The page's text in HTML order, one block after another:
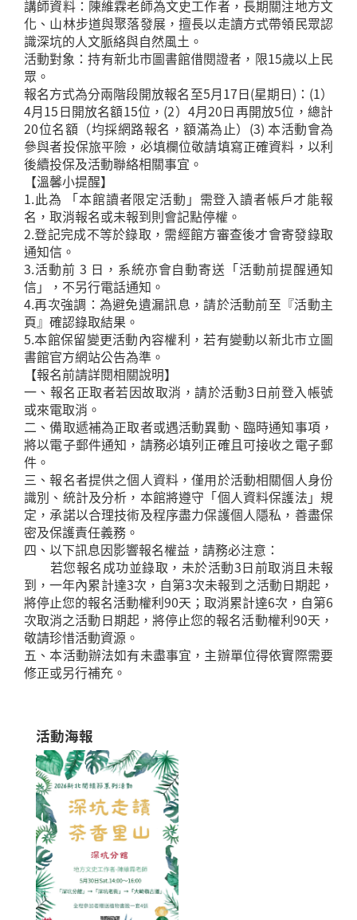
講師資料：陳維霖老師為文史工作者，長期關注地方文
化、山林步道與聚落發展，擅長以走讀方式帶領民眾認
識深坑的人文脈絡與自然風土。
活動對象：持有新北市圖書館借閱證者，限15歲以上民
眾。
報名方式為分兩階段開放報名至5月17日(星期日)：(1）
4月15日開放名額15位，(2）4月20日再開放5位，總計
20位名額（均採網路報名，額滿為止）(3) 本活動會為
參與者投保旅平險，必填欄位敬請填寫正確資料，以利
後續投保及活動聯絡相關事宜。
【溫馨小提醒】
1.此為 「本館讀者限定活動」需登入讀者帳戶才能報
名，取消報名或未報到則會記點停權。
2.登記完成不等於錄取，需經館方審查後才會寄發錄取
通知信。
3.活動前 3 日，系統亦會自動寄送「活動前提醒通知
信」，不另行電話通知。
4.再次強調：為避免遺漏訊息，請於活動前至『活動主
頁』確認錄取結果。
5.本館保留變更活動內容權利，若有變動以新北市立圖
書館官方網站公告為準。
【報名前請詳閱相關說明】
一、報名正取者若因故取消，請於活動3日前登入帳號
或來電取消。
二、備取遞補為正取者或遇活動異動、臨時通知事項，
將以電子郵件通知，請務必填列正確且可接收之電子郵
件。
三、報名者提供之個人資料，僅用於活動相關個人身份
識別、統計及分析，本館將遵守「個人資料保護法」規
定，承諾以合理技術及程序盡力保護個人隱私，善盡保
密及保護責任義務。
四、以下訊息因影響報名權益，請務必注意：
若您報名成功並錄取，未於活動3日前取消且未報
到，一年內累計達3次，自第3次未報到之活動日期起，
將停止您的報名活動權利90天；取消累計達6次，自第6
次取消之活動日期起，將停止您的報名活動權利90天，
敬請珍惜活動資源。
五、本活動辦法如有未盡事宜，主辦單位得依實際需要
修正或另行補充。
活動海報